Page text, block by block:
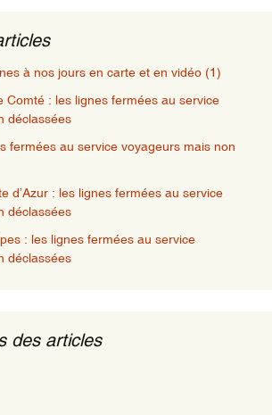
à nos jours en carte et en vidéo (1)
Comté : les lignes fermées au service
déclassées
fermées au service voyageurs mais non
d’Azur : les lignes fermées au service
déclassées
: les lignes fermées au service
déclassées
des articles